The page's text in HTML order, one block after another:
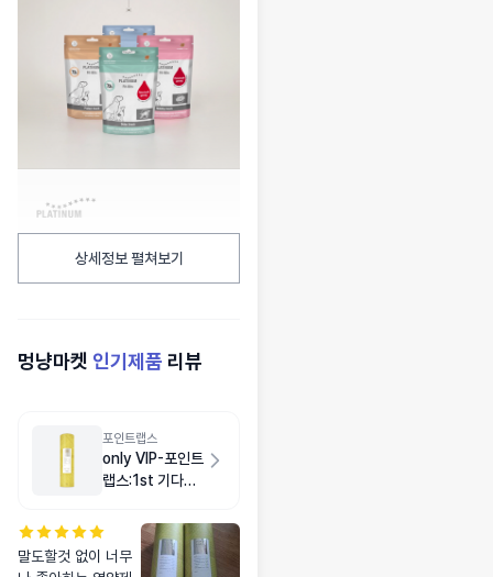
상세정보 펼쳐보기
멍냥마켓 인기제품 리뷰
포인트랩스
only VIP-포인트
랩스:1st 기다려
말도할것 없이 너무